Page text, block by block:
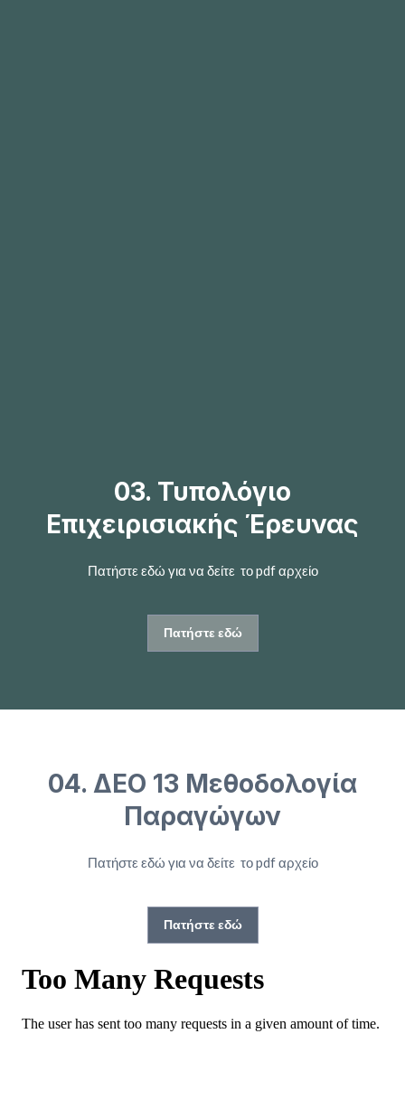
03. Τυπολόγιο
Επιχειρισιακής Έρευνας
Πατήστε εδώ για να δείτε το pdf αρχείο
Πατήστε εδώ
04. ΔΕΟ 13 Μεθοδολογία
Παραγώγων
Πατήστε εδώ για να δείτε το pdf αρχείο
Πατήστε εδώ